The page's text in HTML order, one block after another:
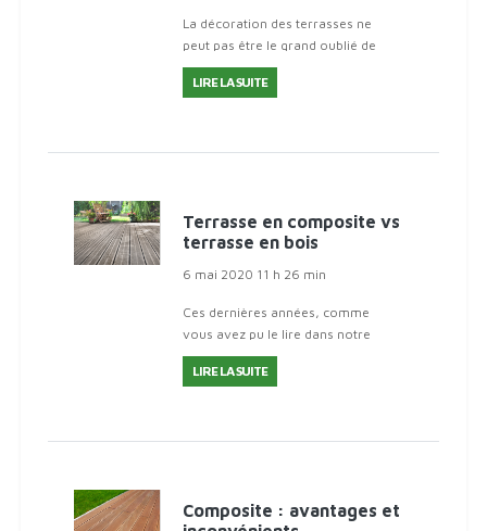
La décoration des terrasses ne
peut pas être le grand oublié de
votre maison. Pourquoi pas ? Eh b
LIRE LA SUITE
Terrasse en composite vs
terrasse en bois
6 mai 2020 11 h 26 min
Ces dernières années, comme
vous avez pu le lire dans notre
article, le composite est de plus en
plus
LIRE LA SUITE
Composite : avantages et